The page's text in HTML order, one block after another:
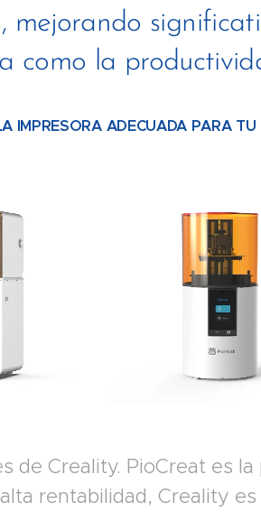
mejorando
como la
IMPRESORA ADECUADA PARA TU
de Creality. PioCreat es
rentabilidad, Creality